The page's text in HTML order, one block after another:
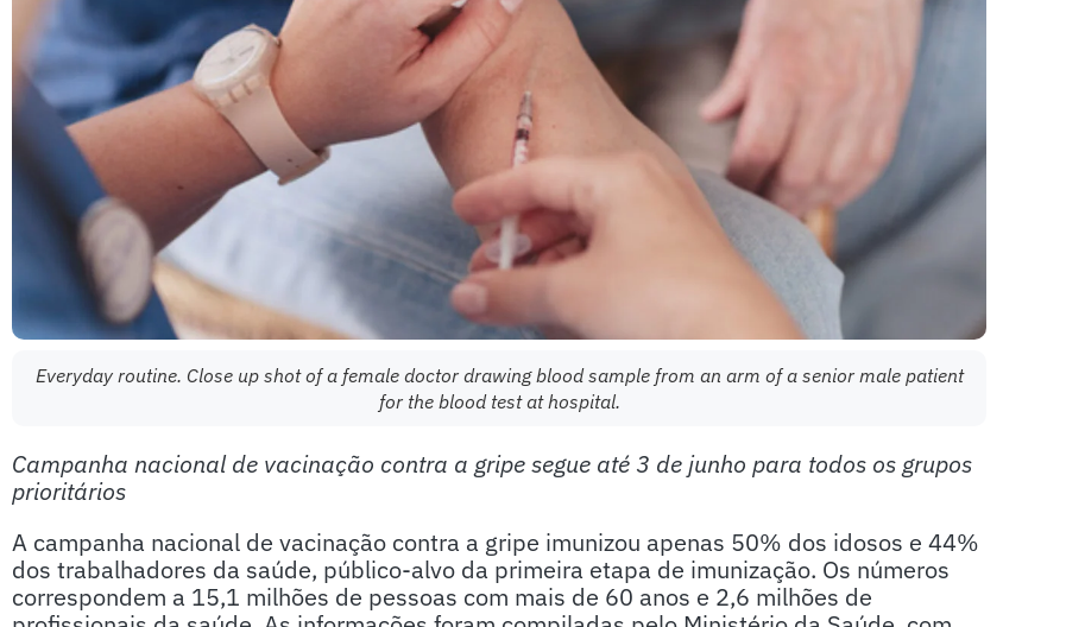
Everyday routine. Close up shot of a female doctor drawing blood sample from an arm of a senior male patient
for the blood test at hospital.
Campanha nacional de vacinação contra a gripe segue até 3 de junho para todos os grupos
prioritários
A campanha nacional de vacinação contra a gripe imunizou apenas 50% dos idosos e 44%
dos trabalhadores da saúde, público-alvo da primeira etapa de imunização. Os números
correspondem a 15,1 milhões de pessoas com mais de 60 anos e 2,6 milhões de